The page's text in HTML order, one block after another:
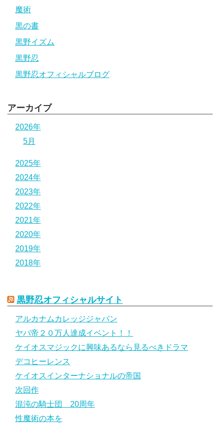
魔術
黒の書
黒野イズム
黒野忍
黒野忍オフィシャルブログ
アーカイブ
2026年
5月
2025年
2024年
2023年
2022年
2021年
2020年
2019年
2018年
黒野忍オフィシャルサイト
アルカナムカレッジジャパン
ヤバ帝２０万人達成イベント！！
ケイオスマジックに興味あるなら見るべきドラマ
デコヒーレンス
ケイオスインターナショナルの帝国
次回作
混沌の騎士団 20周年
性魔術の本を